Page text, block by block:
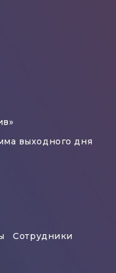
выходного дня
Сотрудники